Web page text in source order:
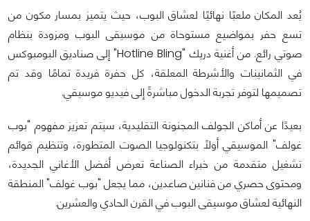
يُعد المكان ملعبًا نهائيًا لعشاق البوب، حيث يتميز بمسار مكون من
تسع حفر بمواضيع مستوحاة من موسيقى البوب ومزودة بنظام
صوتي رائع. من أغنية دريك "Hotline Bling" إلى صناديق البومبوكس
في الثمانينات والأشرطة المعلقة، كل حفرة فريدة تمامًا وقد تم
تصميمها لتوفر تجربة الدخول مباشرةً إلى فيديو موسيقي.
بعيدًا عن أماكن الجولف المجنونة التقليدية، سيتم تعزيز مفهوم "بوب
غولف" الموسيقي أولاً بتكنولوجيا الصوت المتطورة، وتنظيم قوائم
تشغيل متقدمة من خبراء الصناعة تعرض أفضل الأغاني الجديدة،
ومحتوى حصري من فنانين صاعدين، مما يجعل "بوب غولف" المنطقة
النهائية لعشاق موسيقى البوب في القرن الحادي والعشرين.